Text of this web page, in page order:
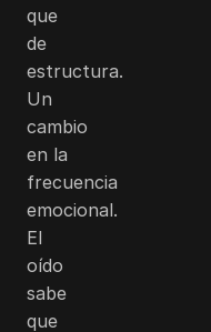
que
de
estructura.
Un
cambio
en la
frecuencia
emocional.
El
oído
sabe
que